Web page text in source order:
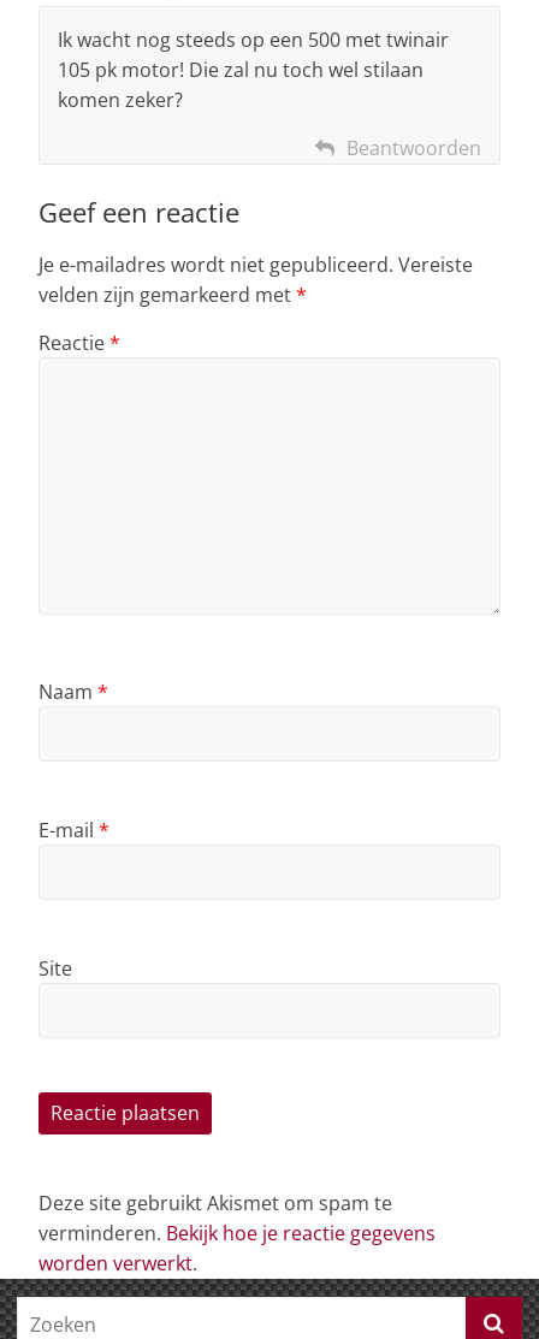
Ik wacht nog steeds op een 500 met twinair
105 pk motor! Die zal nu toch wel stilaan
komen zeker?
Beantwoorden
Geef een reactie
Je e-mailadres wordt niet gepubliceerd. Vereiste
velden zijn gemarkeerd met*
Reactie*
Naam *
E-mail *
Site
Deze site gebruikt Akismet om spam te
verminderen. Bekijk hoe je reactie gegevens
worden verwerkt.